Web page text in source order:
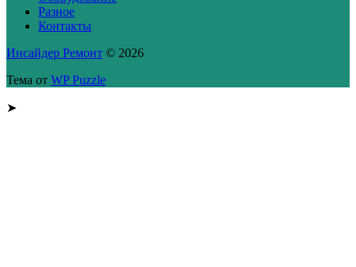
Разное
Контакты
Инсайдер Ремонт © 2026
Тема от WP Puzzle
➤